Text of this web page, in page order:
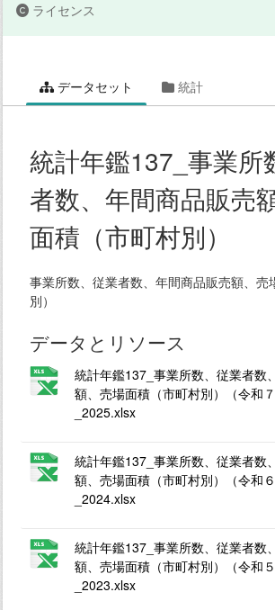
ライセンス
データセット 統計
統計年鑑137_事業所
者数、年間商品販売
面積（市町村別）
事業所数、従業者数、年間商品販売額、売
別）
データとリソース
統計年鑑137_事業所数、従業者数
額、売場面積（市町村別）（令和７
_2025.xlsx
統計年鑑137_事業所数、従業者数
額、売場面積（市町村別）（令和６
_2024.xlsx
統計年鑑137_事業所数、従業者数
額、売場面積（市町村別）（令和５
_2023.xlsx